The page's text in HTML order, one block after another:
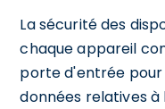
La sécurité des
chaque appareil
porte d'entrée pour
données relatives à